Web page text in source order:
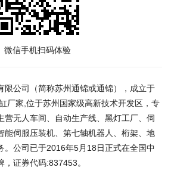
微信手机扫码体验
限公司（简称苏州通锦或通锦），成立于
厂家,位于苏州国家级高新技术开发区，专
营无人车间、自动生产线、黑灯工厂、伺
能伺服压装机、第七轴机器人、桁架、地
。公司已于2016年5月18日正式在全国中
证券代码:837453。